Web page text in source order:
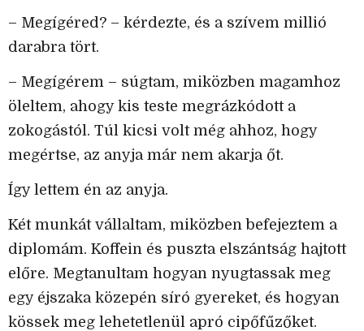
– Megígéred? – kérdezte, és a szívem millió
darabra tört.
– Megígérem – súgtam, miközben magamhoz
öleltem, ahogy kis teste megrázkódott a
zokogástól. Túl kicsi volt még ahhoz, hogy
megértse, az anyja már nem akarja őt.
Így lettem én az anyja.
Két munkát vállaltam, miközben befejeztem a
diplomám. Koffein és puszta elszántság hajtott
előre. Megtanultam hogyan nyugtassak meg
egy éjszaka közepén síró gyereket, és hogyan
kössek meg lehetetlenül apró cipőfűzőket.